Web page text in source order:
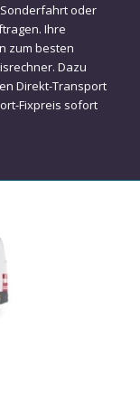
oder
Ihre
zum besten
Dazu
Direkt-Transport
Fixpreis sofort